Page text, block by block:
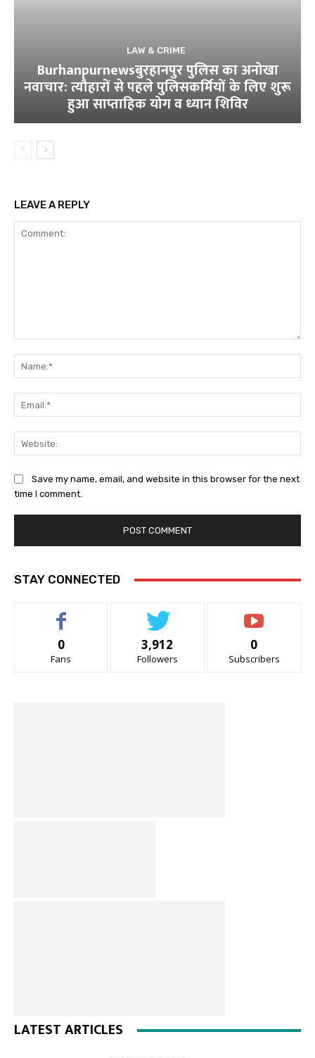
LAW & CRIME
Burhanpurnewsबुरहानपुर पुलिस का अनोखा
नवाचार: त्यौहारों से पहले पुलिसकर्मियों के लिए शुरू
हुआ साप्ताहिक योग व ध्यान शिविर
LEAVE A REPLY
Save my name, email, and website in this browser for the next
time I comment.
STAY CONNECTED
0
Fans
3,912
Followers
0
Subscribers
LATEST ARTICLES